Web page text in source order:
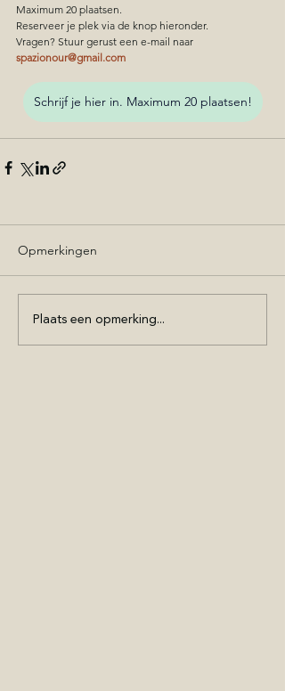
Maximum 20 plaatsen.
Reserveer je plek via de knop hieronder.
Vragen? Stuur gerust een e-mail naar
spazionour@gmail.com
Schrijf je hier in. Maximum 20 plaatsen!
Opmerkingen
Plaats een opmerking...